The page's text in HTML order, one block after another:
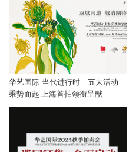
华艺国际·当代进行时｜五大活动
乘势而起 上海首拍领衔呈献